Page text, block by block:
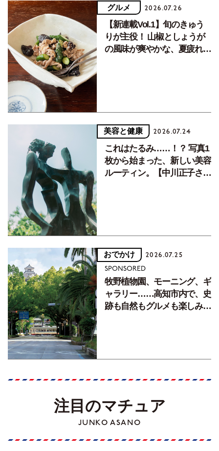
グルメ 2026.07.26
【新連載Vol.1】旬のきゅう
りが主役！ 山椒としょうが
の風味が爽やかな、夏疲れを
美容と健康 2026.07.24
これはたるみ……！？ 写真1
枚から始まった、新しい美容
ルーティン。【中川正子さん
おでかけ 2026.07.25
SPONSORED
牧野植物園、モーニング、ギ
ャラリー……高知市内で、史
跡も自然もグルメも楽しみ尽
注目のマチュア
JUNKO ASANO